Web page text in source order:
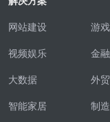
网站建设 游
视频娱乐 金
大数据 外
智能家居 制